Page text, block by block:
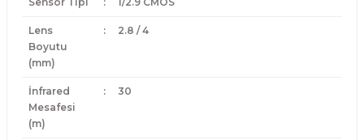
Lens
Boyutu
(mm)
: 2.8 / 4
İnfrared
Mesafesi
(m)
: 30